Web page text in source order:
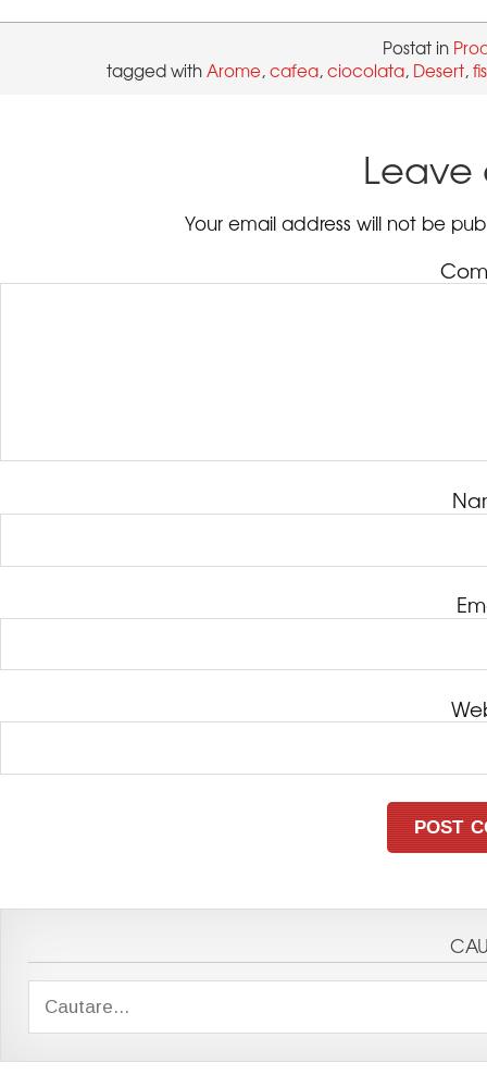
Postat in
tagged with
, , , ,
Leave